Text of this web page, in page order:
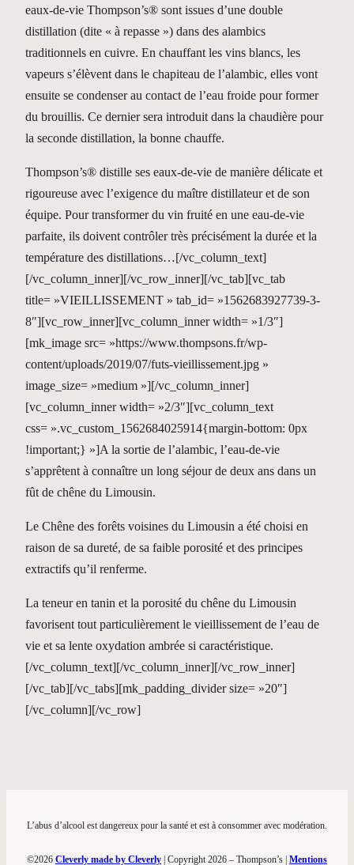
eaux-de-vie Thompson’s® sont issues d’une double
distillation (dite « à repasse ») dans des alambics
traditionnels en cuivre. En chauffant les vins blancs, les
vapeurs s’élèvent dans le chapiteau de l’alambic, elles vont
ensuite se condenser au contact de l’eau froide pour former
du brouillis. Ce dernier sera introduit dans la chaudière pour
la seconde distillation, la bonne chauffe.
Thompson’s® distille ses eaux-de-vie de manière délicate et
rigoureuse avec l’exigence du maître distillateur et de son
équipe. Pour transformer du vin fruité en une eau-de-vie
parfaite, ils doivent contrôler très précisément la durée et la
température des distillations…[/vc_column_text]
[/vc_column_inner][/vc_row_inner][/vc_tab][vc_tab
title= »VIEILLISSEMENT » tab_id= »1562683927739-3-
8″][vc_row_inner][vc_column_inner width= »1/3″]
[mk_image src= »https://www.thompsons.fr/wp-
content/uploads/2019/07/futs-vieillissement.jpg »
image_size= »medium »][/vc_column_inner]
[vc_column_inner width= »2/3″][vc_column_text
css= ».vc_custom_1562684025914{margin-bottom: 0px
!important;} »]A la sortie de l’alambic, l’eau-de-vie
s’apprêtent à connaître un long séjour de deux ans dans un
fût de chêne du Limousin.
Le Chêne des forêts voisines du Limousin a été choisi en
raison de sa dureté, de sa faible porosité et des principes
extractifs qu’il renferme.
La teneur en tanin et la porosité du chêne du Limousin
favorisent tout particulièrement le vieillissement de l’eau de
vie et sa lente oxydation ambrée si caractéristique.
[/vc_column_text][/vc_column_inner][/vc_row_inner]
[/vc_tab][/vc_tabs][mk_padding_divider size= »20″]
[/vc_column][/vc_row]
L’abus d’alcool est dangereux pour la santé et est à consommer avec modération.
©2026 Cleverly made by Cleverly | Copyright 2026 – Thompson’s | Mentions